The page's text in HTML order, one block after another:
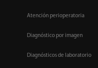
Atención perioperatoria
Diagnóstico por imagen
Diagnósticos de laboratorio